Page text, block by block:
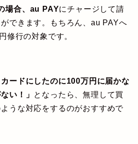
場合、au PAYにチャージして請
できます。もちろん、au PAYへ
修行の対象です。
カードにしたのに100万円に届かな
い！」 となったら、無理して買
うな対応をするのがおすすめで